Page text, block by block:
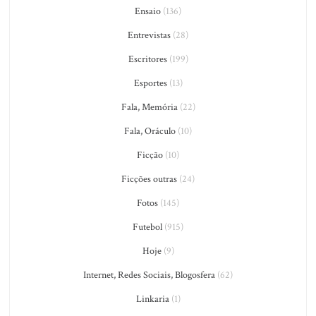
Ensaio (136)
Entrevistas (28)
Escritores(199)
Esportes(13)
Fala, Memória(22)
Fala, Oráculo (10)
Ficção (10)
Ficções outras (24)
Fotos (145)
Futebol (915)
Hoje(9)
Internet, Redes Sociais, Blogosfera (62)
Linkaria(1)